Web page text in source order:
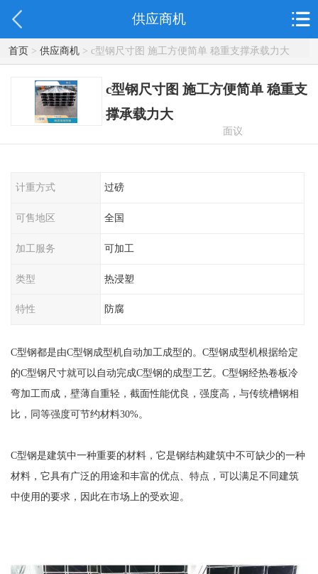
供应商机
首页> 供应商机> c型钢尺寸图 施工方便简单 稳重支撑承载力大
c型钢尺寸图 施工方便简单 稳重支
撑承载力大
面议
计重方式 过磅
可售地区 全国
加工服务 可加工
类型 热浸塑
特性 防腐
C型钢都是由C型钢成型机自动加工成型的。C型钢成型机根据给定
的C型钢尺寸就可以自动完成C型钢的成型工艺。C型钢经热卷板冷
弯加工而成，壁薄自重轻，截面性能优良，强度高，与传统槽钢相
比，同等强度可节约材料30%。
C型钢是建筑中一种重要的材料，它是钢结构建筑中不可缺少的一种
材料，它具有广泛的用途和丰富的优点、特点，可以满足不同建筑
中使用的要求，因此在市场上的受欢迎。